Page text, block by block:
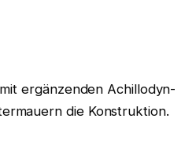
ergänzenden Achillodyn-
die Konstruktion.